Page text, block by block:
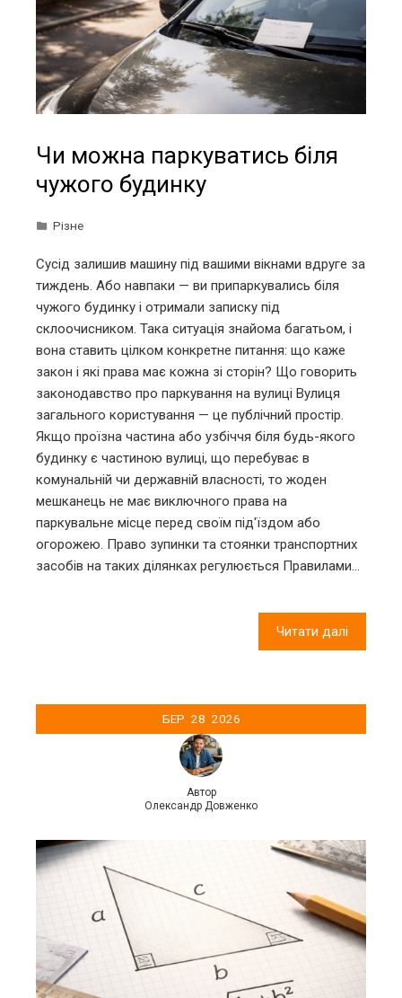
Чи можна паркуватись біля
чужого будинку
Різне
Сусід залишив машину під вашими вікнами вдруге за
тиждень. Або навпаки — ви припаркувались біля
чужого будинку і отримали записку під
склоочисником. Така ситуація знайома багатьом, і
вона ставить цілком конкретне питання: що каже
закон і які права має кожна зі сторін? Що говорить
законодавство про паркування на вулиці Вулиця
загального користування — це публічний простір.
Якщо проїзна частина або узбіччя біля будь-якого
будинку є частиною вулиці, що перебуває в
комунальній чи державній власності, то жоден
мешканець не має виключного права на
паркувальне місце перед своїм під'їздом або
огорожею. Право зупинки та стоянки транспортних
засобів на таких ділянках регулюється Правилами…
Читати далі
БЕР 28 2026
Автор
Олександр Довженко